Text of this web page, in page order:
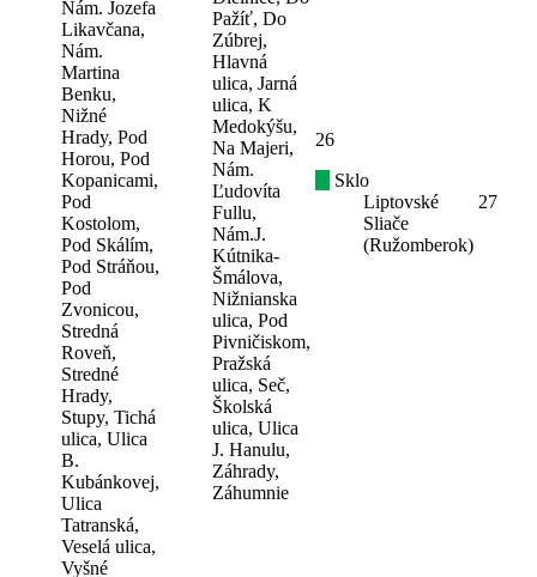
Nám. Jozefa
Likavčana,
Nám.
Martina
Benku,
Nižné
Hrady, Pod
Horou, Pod
Kopanicami,
Pod
Kostolom,
Pod Skálím,
Pod Stráňou,
Pod
Zvonicou,
Stredná
Roveň,
Stredné
Hrady,
Stupy, Tichá
ulica, Ulica
B.
Kubánkovej,
Ulica
Tatranská,
Veselá ulica,
Vyšné
Pažíť, Do
Zúbrej,
Hlavná
ulica, Jarná
ulica, K
Medokýšu,
Na Majeri,
Nám.
Ľudovíta
Fullu,
Nám.J.
Kútnika-
Šmálova,
Nižnianska
ulica, Pod
Pivničiskom,
Pražská
ulica, Seč,
Školská
ulica, Ulica
J. Hanulu,
Záhrady,
Záhumnie
26
Sklo
Liptovské
Sliače
(Ružomberok)
27